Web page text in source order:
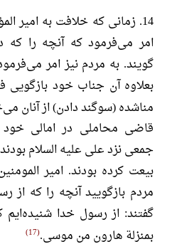
14. زمانی که خلافت به امیر
امر می‌فرمود که آنچه را که
گویند. به مردم نیز امر
بعلاوه آن جناب خود
مناشده (سوگند دادن) از آنان
جمعی نزد علی علیه السلام
بیعت کرده بودند. امیر
مردم بازگویید آنچه را که از
گفتند: از رسول خدا
بمنزلة هارون من موسی. 17